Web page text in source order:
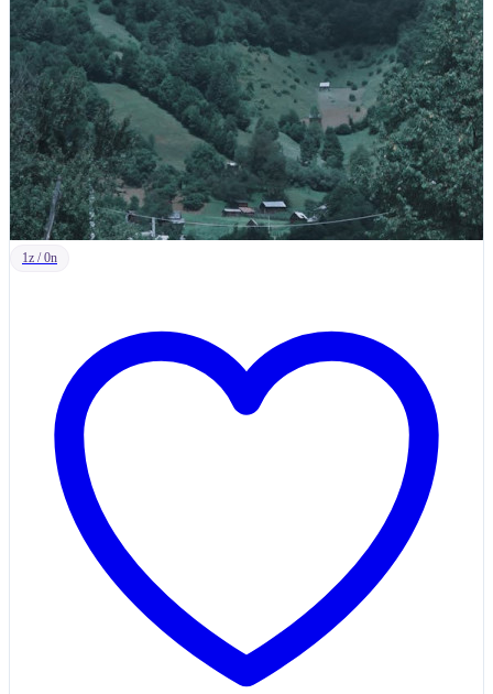
1z / 0n